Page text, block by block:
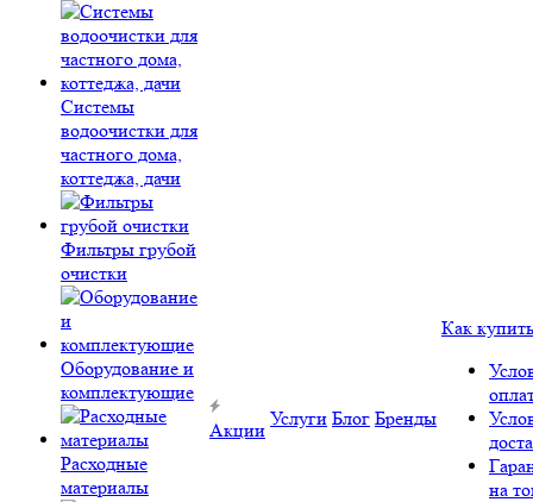
Системы
водоочистки для
частного дома,
коттеджа, дачи
Фильтры грубой
очистки
Оборудование и
комплектующие
Расходные
материалы
Акции
Услуги Блог Бренды
Как купить
на